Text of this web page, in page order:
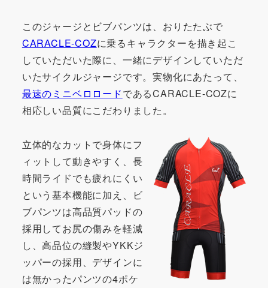
このジャージとビブパンツは、おりたたぶで
CARACLE-COZに乗るキャラクターを描き起こ
していただいた際に、一緒にデザインしていただ
いたサイクルジャージです。実物化にあたって、
最速のミニベロロードであるCARACLE-COZに
相応しい品質にこだわりました。
立体的なカットで身体にフ
ィットして動きやすく、長
時間ライドでも疲れにくい
という基本機能に加え、ビ
ブパンツは高品質パッドの
採用してお尻の傷みを軽減
し、高品位の縫製やYKKジ
ッパーの採用、デザインに
は無かったパンツの4ポケ